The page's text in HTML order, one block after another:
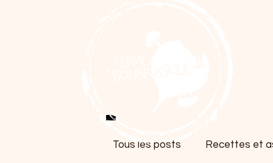
Tous les posts Recettes et